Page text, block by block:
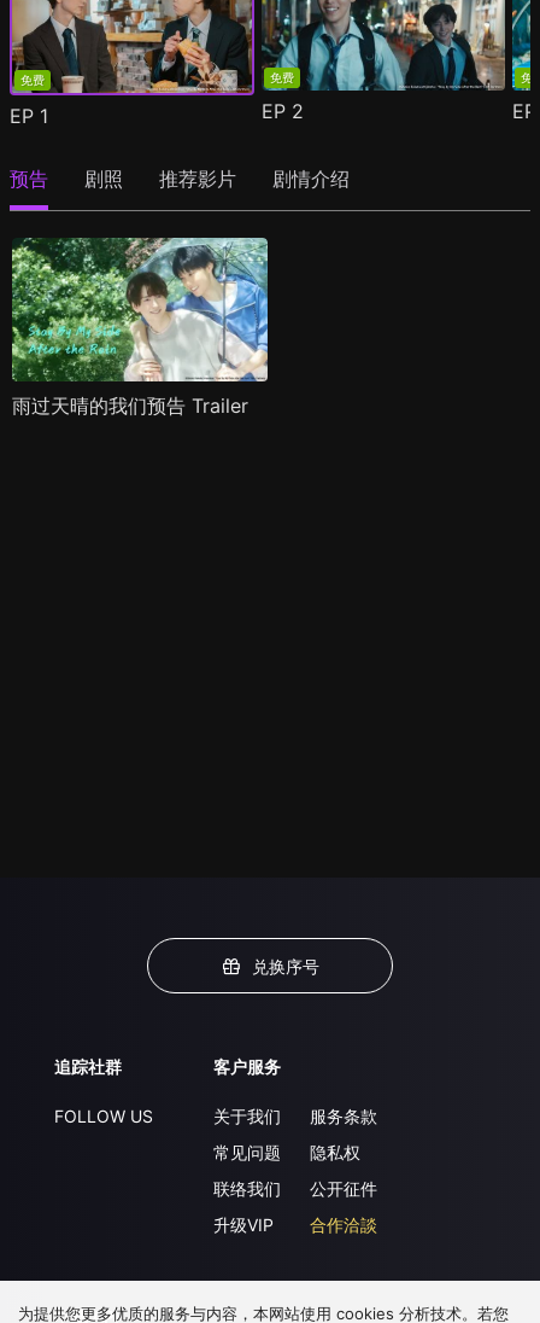
免费
EP 1
免费
EP 2
免
预告 剧照 推荐影片 剧情介绍
雨过天晴的我们预告 Trailer
兑换序号
追踪社群
FOLLOW US
客户服务
关于我们
常见问题
联络我们
升级VIP
服务条款
隐私权
公开征件
合作洽談
下载 APP
为提供您更多优质的服务与内容，本网站使用 cookies 分析技术。若您